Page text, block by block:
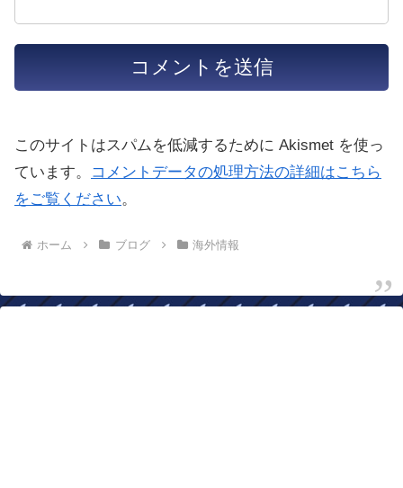
このサイトはスパムを低減するために Akismet を使っ
ています。
コメントデータの処理方法の詳細はこちら
をご覧ください。
ホーム ブログ 海外情報